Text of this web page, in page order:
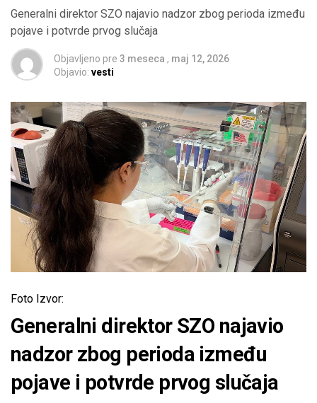
Generalni direktor SZO najavio nadzor zbog perioda između
pojave i potvrde prvog slučaja
Objavljeno pre 3 meseca , maj 12, 2026
Objavio: vesti
Foto Izvor:
Generalni direktor SZO najavio
nadzor zbog perioda između
pojave i potvrde prvog slučaja